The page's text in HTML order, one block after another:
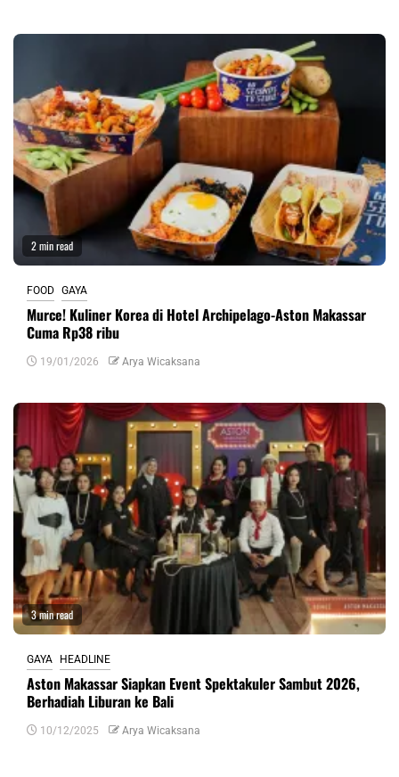
2 min read
FOOD GAYA
Murce! Kuliner Korea di Hotel Archipelago-Aston Makassar
Cuma Rp38 ribu
19/01/2026 Arya Wicaksana
3 min read
GAYA HEADLINE
Aston Makassar Siapkan Event Spektakuler Sambut 2026,
Berhadiah Liburan ke Bali
10/12/2025 Arya Wicaksana